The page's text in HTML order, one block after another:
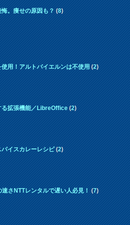
。痩せの原因も？(8)
用！アルトバイエルンは不使用(2)
拡張機能／LibreOffice(2)
イスカレーレシピ(2)
さNTTレンタルで遅い人必見！(7)